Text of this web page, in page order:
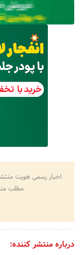
اخبار رسمی هویت
مطلب
درباره منتشر کننده: